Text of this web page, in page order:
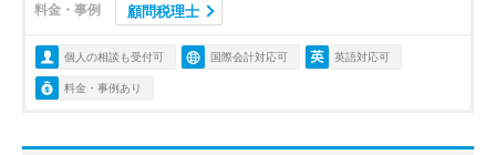
料金・事例 顧問税理士
個人の相談も受付可 国際会計対応可 英語対応可
料金・事例あり